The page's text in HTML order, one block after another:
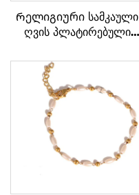
Რელიგიური სამკაული
ღვის პლატირებული
წრიული ფორმის კაცის
სასაყელი პენდანტი